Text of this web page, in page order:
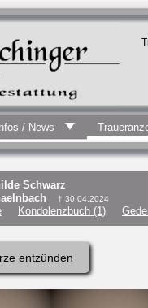
Infos / News
Schwarz
† 30.04.2024
Kondolenzbuch (1)
entzünden